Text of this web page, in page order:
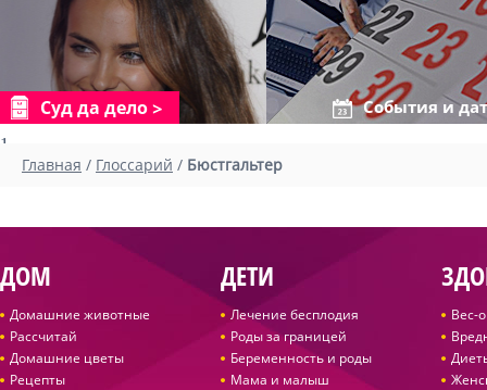
Суд да дело События и
1
Главная / Глоссарий / Бюстгальтер
ДОМ
Домашние животные
Рассчитай
Домашние цветы
Рецепты
ДЕТИ
Лечение бесплодия
Роды за границей
Беременность и роды
Мама и малыш
Вес-